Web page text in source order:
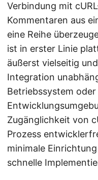
Verbindung mit
Kommentaren aus
eine Reihe
ist in erster Linie
äußerst vielseitig
Integration
Betriebssystem
Zugänglichkeit von
Prozess
minimale
schnelle